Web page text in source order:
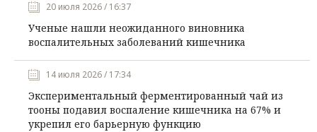
20 июля 2026 / 16:37
Ученые нашли неожиданного виновника
воспалительных заболеваний кишечника
14 июля 2026 / 17:34
Экспериментальный ферментированный чай из
тооны подавил воспаление кишечника на 67% и
укрепил его барьерную функцию